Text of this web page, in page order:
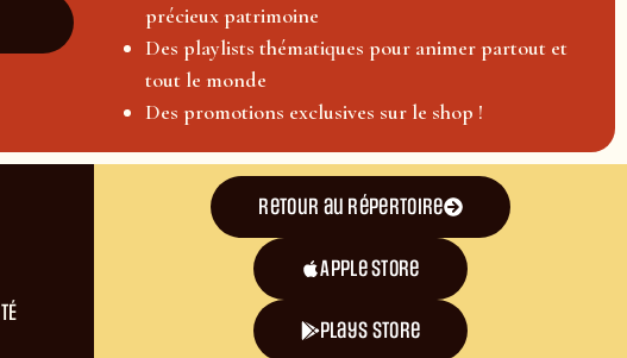
précieux patrimoine
Des playlists thématiques pour animer partout et
tout le monde
Des promotions exclusives sur le shop !
Retour au répertoire
Apple Store
plays store